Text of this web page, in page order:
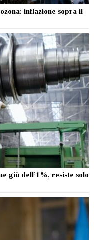
inflazione sopra il
giù dell’1%, resiste solo